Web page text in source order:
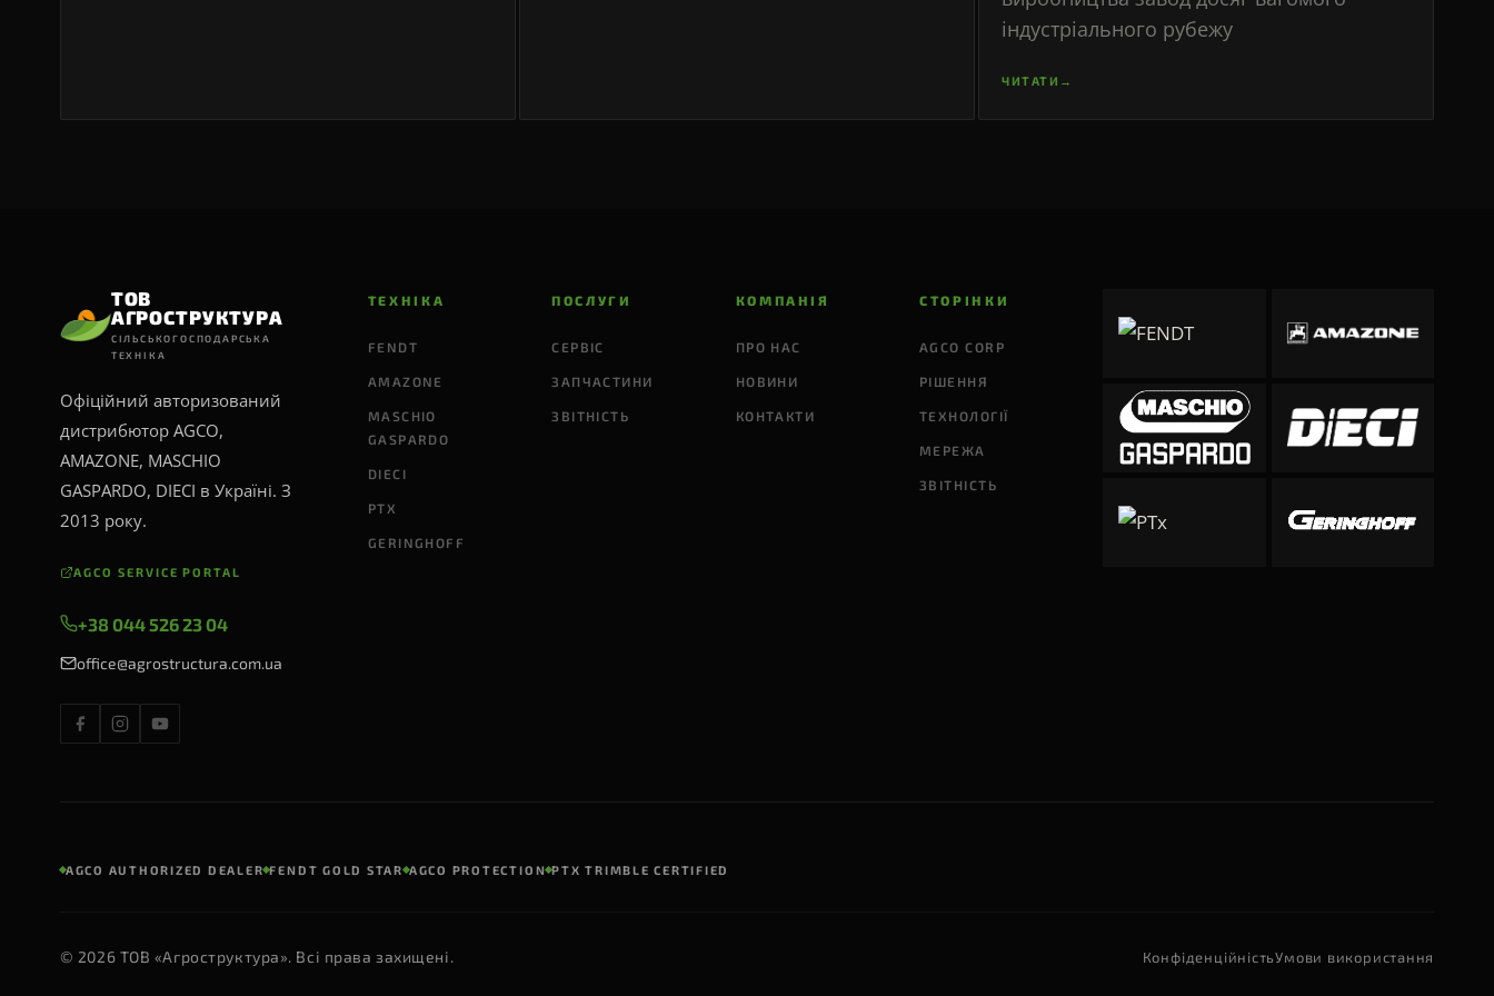
індустріального рубежу
ЧИТАТИ →
ТОВ
АГРОСТРУКТУРА
СІЛЬСЬКОГОСПОДАРСЬКА
ТЕХНІКА
Офіційний авторизований
дистрибютор AGCO,
AMAZONE, MASCHIO
GASPARDO, DIECI в Україні. З
2013 року.
AGCO SERVICE PORTAL
+38 044 526 23 04
office@agrostructura.com.ua
ТЕХНІКА
FENDT
AMAZONE
MASCHIO
GASPARDO
DIECI
PTX
GERINGHOFF
ПОСЛУГИ
СЕРВІС
ЗАПЧАСТИНИ
ЗВІТНІСТЬ
КОМПАНІЯ
ПРО НАС
НОВИНИ
КОНТАКТИ
СТОРІНКИ
AGCO CORP
РІШЕННЯ
ТЕХНОЛОГІЇ
МЕРЕЖА
ЗВІТНІСТЬ
AGCO AUTHORIZED DEALER FENDT GOLD STAR AGCO PROTECTION PTX TRIMBLE CERTIFIED
© 2026 ТОВ «Агроструктура». Всі права захищені. КонфіденційністьУмови використання